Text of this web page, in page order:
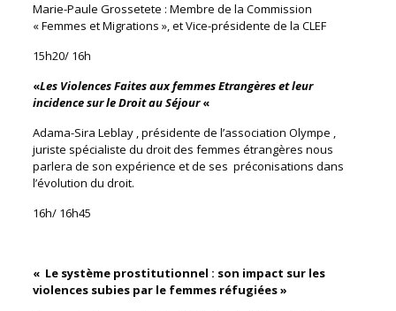
Marie-Paule Grossetete : Membre de la Commission
« Femmes et Migrations », et Vice-présidente de la CLEF
15h20/ 16h
«Les Violences Faites aux femmes Etrangères et leur
incidence sur le Droit au Séjour«
Adama-Sira Leblay , présidente de l’association Olympe ,
juriste spécialiste du droit des femmes étrangères nous
parlera de son expérience et de ses préconisations dans
l’évolution du droit.
16h/ 16h45
« Le système prostitutionnel : son impact sur les
violences subies par le femmes réfugiées »